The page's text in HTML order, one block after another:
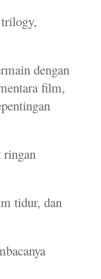
dengan
film,
ringan
tidur, dan